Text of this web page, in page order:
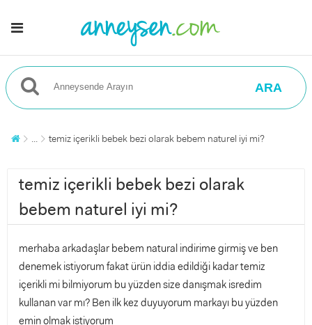
ARA
... temiz içerikli bebek bezi olarak bebem naturel iyi mi?
temiz içerikli bebek bezi olarak
bebem naturel iyi mi?
merhaba arkadaşlar bebem natural indirime girmiş ve ben
denemek istiyorum fakat ürün iddia edildiği kadar temiz
içerikli mi bilmiyorum bu yüzden size danışmak isredim
kullanan var mı? Ben ilk kez duyuyorum markayı bu yüzden
emin olmak istiyorum